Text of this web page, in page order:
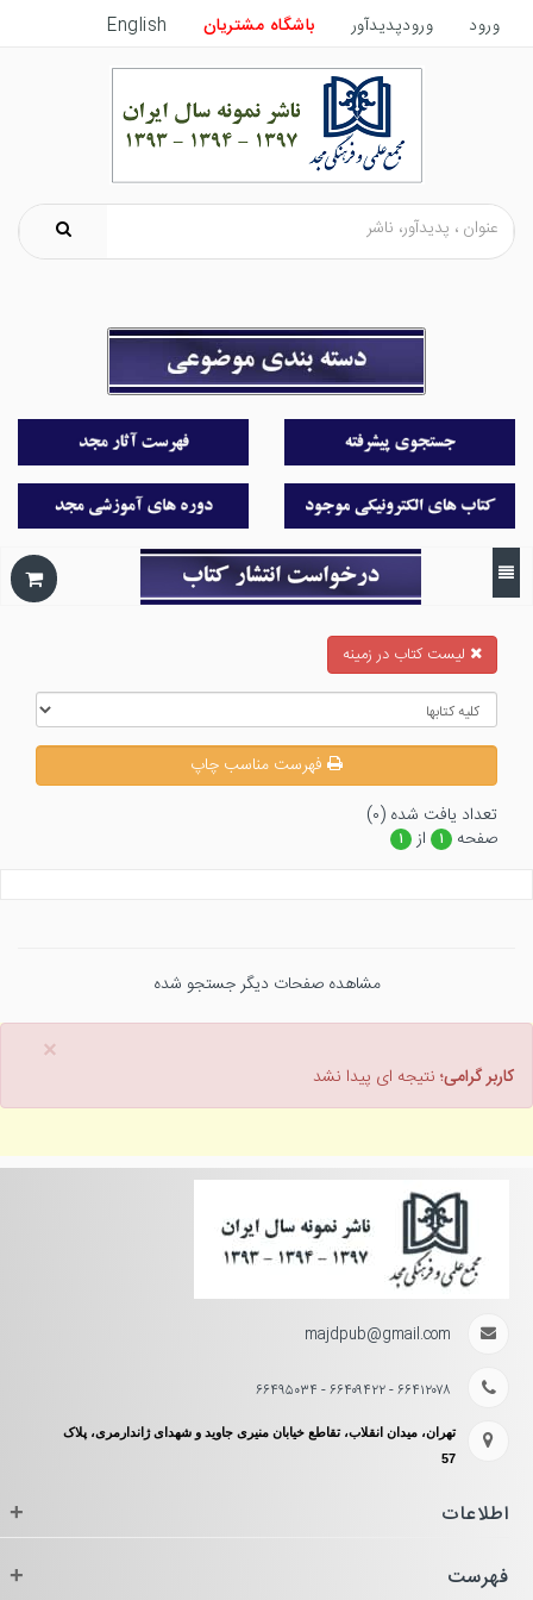
ورود ورودپدیدآور باشگاه مشتریان English
ليست كتاب در زمينه
فهرست مناسب چاپ
تعداد يافت شده (۰)
صفحه
۱ از ۱
مشاهده صفحات دیگر جستجو شده
×
کاربر گرامی؛ نتیجه ای پیدا نشد
majdpub@gmail.com
۶۶۴۱۲۰۷۸ - ۶۶۴۰۹۴۲۲ - ۶۶۴۹۵۰۳۴
تهران، میدان انقلاب، تقاطع خیابان منیری جاوید و شهدای ژاندارمری، پلاک
57
اطلاعات +
فهرست +